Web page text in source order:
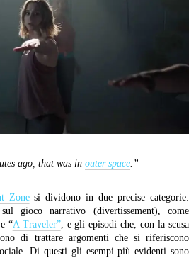
ago, that was in outer space .”
Zonesi dividono in due precise categorie:
gioco narrativo (divertissement), come
“A Traveler”, e gli episodi che, con la scusa
di trattare argomenti che si riferiscono
Di questi gli esempi più evidenti sono